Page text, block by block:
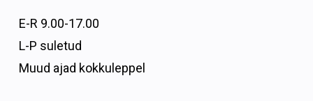
E-R 9.00-17.00
L-P suletud
Muud ajad kokkuleppel